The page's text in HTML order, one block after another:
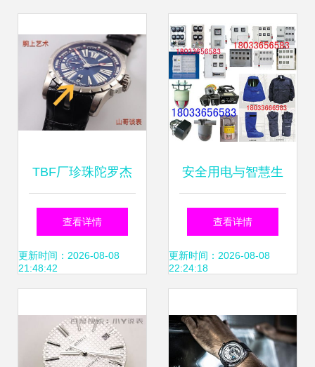
网及钟表寄卖服务
为例
TBF厂珍珠陀罗杰
杜彼评测 缺陷分析
与入手建议，兼谈
查看详情
更新时间：2026-08-08
21:48:42
安全用电与智慧生
活 电表箱、故障指
示器、防电弧鞋及
查看详情
更新时间：2026-08-08
22:24:18